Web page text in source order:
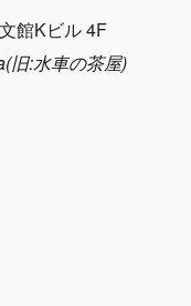
館Kビル 4F
旧:水車の茶屋)